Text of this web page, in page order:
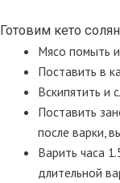
Готовим кето
Мясо помыть
Поставить в
Вскипятить и
Поставить
после варки,
Варить часа
длительной